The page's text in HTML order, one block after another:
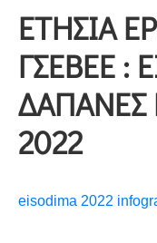
Προγράμματα
Δράσεις
Εκδηλώσεις
Επικοινωνία
ΕΤΗΣΙΑ
ΓΣΕΒΕΕ :
ΔΑΠΑΝΕΣ
2022
eisodima 2022